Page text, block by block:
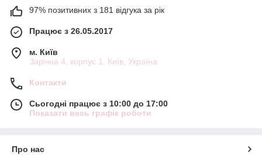
97% позитивних з 181 відгука за рік
Працює з 26.05.2017
м. Київ
Зарічна 4, корпус 1, Київ, Україна
Контакти
Сьогодні працює з 10:00 до 17:00
Показати весь графік роботи
Про нас